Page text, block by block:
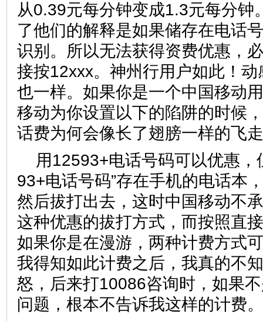
从0.39元每分钟变成1.3元每分钟
了他们的解释是如果储存在电话
识别。所以无法获得资费优惠，
接按12xxx。神州行用户如此！
也一样。如果你是一个中国移动
移动为你设置以下的陷阱的时候
话费为何会像长了翅膀一样的飞
用12593+电话号码可以优惠，
93+电话号码”存在手机的电话本
然后拔打出去，这时中国移动不
这种优惠的拔打方式，而按照直
如果你是在漫游，两种计费方式
我得知如此计费之后，我真的不
怒，后来打10086咨询时，如果
问题，根本不告诉我这样的计费。